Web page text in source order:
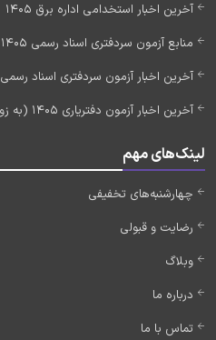
آخرین اخبار استخدامی اداره برق 1405
منابع آزمون سردفتری اسناد رسمی 1405 (pdf رایگان)
آخرین اخبار آزمون سردفتری اسناد رسمی 1405 (آزمون جدید)
آخرین اخبار آزمون دفتریاری 1405 (به زودی)
لینک‌های مهم
چهارشنبه‌های تخفیفی
رضایت و قبولی
وبلاگ
درباره ما
تماس با ما